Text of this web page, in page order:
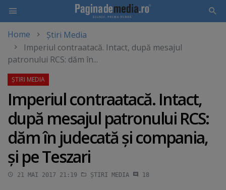
main
content
Home
Știri Media
Imperiul contraatacă. Intact, după mesajul
patronului RCS: dăm în...
Imperiul contraatacă. Intact,
după mesajul patronului RCS:
dăm în judecată şi compania,
şi pe Teszari
21 MAI 2017 21:19 ȘTIRI MEDIA 18